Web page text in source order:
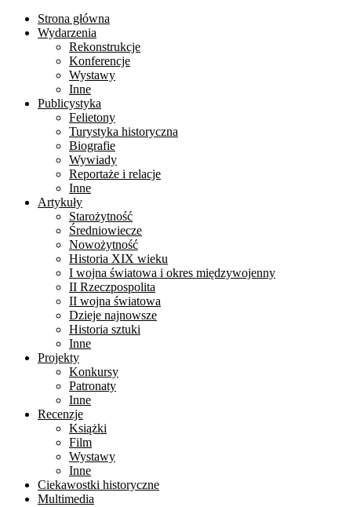
Strona główna
Wydarzenia
Rekonstrukcje
Konferencje
Wystawy
Inne
Publicystyka
Felietony
Turystyka historyczna
Biografie
Wywiady
Reportaże i relacje
Inne
Artykuły
Starożytność
Średniowiecze
Nowożytność
Historia XIX wieku
I wojna światowa i okres międzywojenny
II Rzeczpospolita
II wojna światowa
Dzieje najnowsze
Historia sztuki
Inne
Projekty
Konkursy
Patronaty
Inne
Recenzje
Książki
Film
Wystawy
Inne
Ciekawostki historyczne
Multimedia